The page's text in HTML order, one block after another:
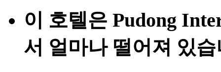
이 호텔은 Pudong
서 얼마나 떨어져 있습